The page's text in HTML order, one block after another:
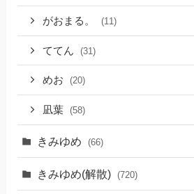
がおまる。 (11)
ててん (31)
めお (20)
凪葉 (58)
きみゆめ (66)
きみゆめ(解散) (720)